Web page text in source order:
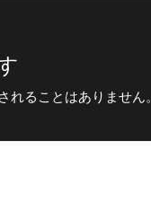
れることはありません。